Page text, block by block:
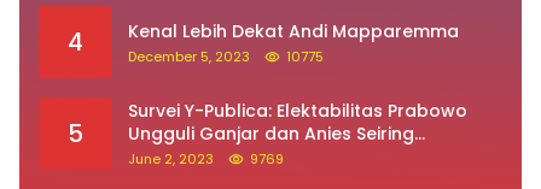
4 Kenal Lebih Dekat Andi Mapparemma
December 5, 2023 10775
5
Survei Y-Publica: Elektabilitas Prabowo
Ungguli Ganjar dan Anies Seiring
Kepuasan Terhadap Jokowi Naik
June 2, 2023 9769